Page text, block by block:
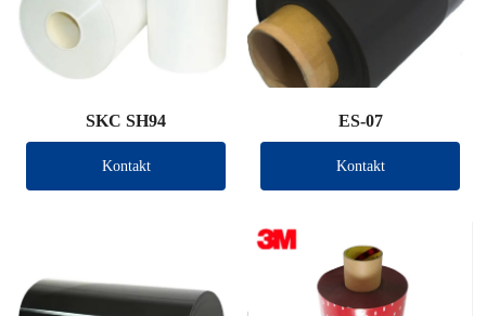
SKC SH94
Kontakt
ES-07
Kontakt